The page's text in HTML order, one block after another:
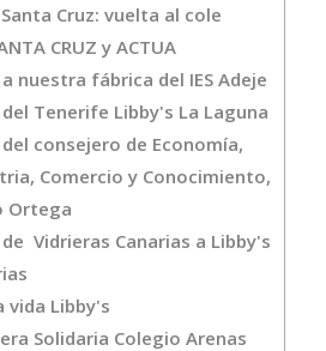
Cruz: vuelta al cole
CRUZ y ACTUA
nuestra fábrica del IES Adeje
Tenerife Libby's La Laguna
consejero de Economía,
Comercio y Conocimiento,
Ortega
Vidrieras Canarias a Libby's
vida Libby's
Solidaria Colegio Arenas